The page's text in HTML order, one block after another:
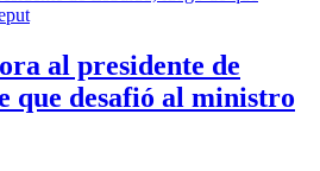
al presidente de
que desafió al ministro